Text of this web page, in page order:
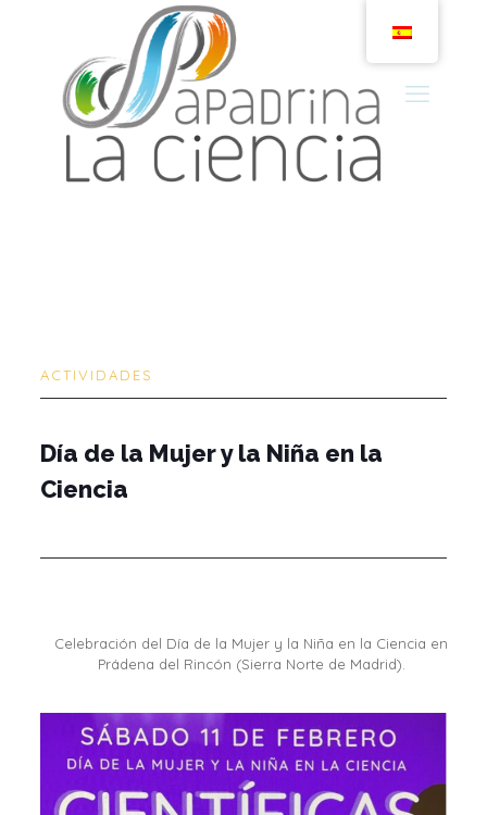
ACTIVIDADES
Día de la Mujer y la Niña en la
Ciencia
Celebración del Día de la Mujer y la Niña en la Ciencia en
Prádena del Rincón (Sierra Norte de Madrid).